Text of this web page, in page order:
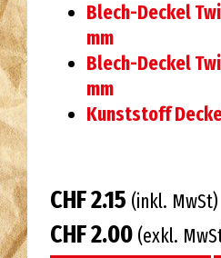
Blech-Deckel
mm
Blech-Deckel
mm
Kunststoff
CHF 2.15 (inkl. MwSt)
CHF 2.00 (exkl.